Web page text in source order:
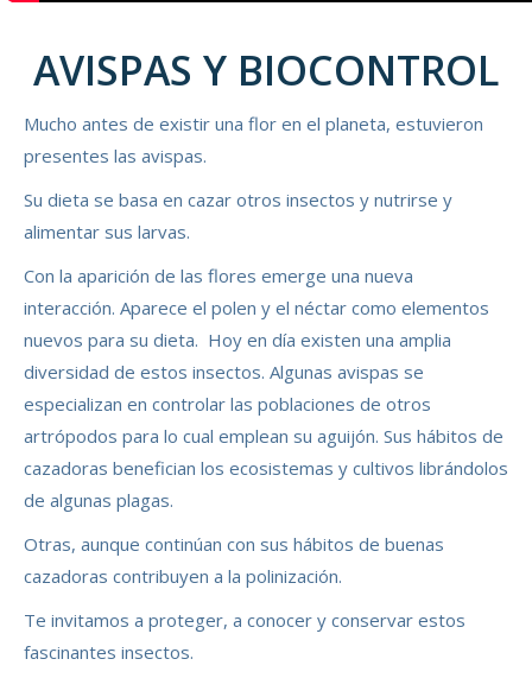
AVISPAS Y BIOCONTROL
Mucho antes de existir una flor en el planeta, estuvieron
presentes las avispas.
Su dieta se basa en cazar otros insectos y nutrirse y
alimentar sus larvas.
Con la aparición de las flores emerge una nueva
interacción. Aparece el polen y el néctar como elementos
nuevos para su dieta. Hoy en día existen una amplia
diversidad de estos insectos. Algunas avispas se
especializan en controlar las poblaciones de otros
artrópodos para lo cual emplean su aguijón. Sus hábitos de
cazadoras benefician los ecosistemas y cultivos librándolos
de algunas plagas.
Otras, aunque continúan con sus hábitos de buenas
cazadoras contribuyen a la polinización.
Te invitamos a proteger, a conocer y conservar estos
fascinantes insectos.